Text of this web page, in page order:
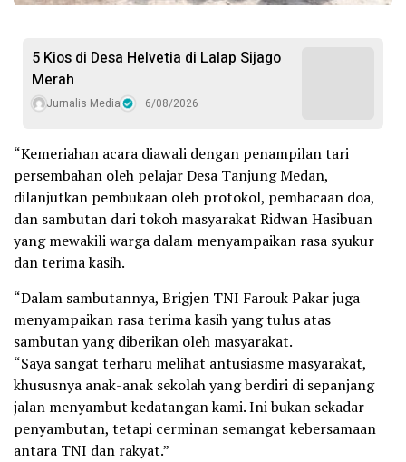
5 Kios di Desa Helvetia di Lalap Sijago
Merah
Jurnalis Media 6/08/2026
“Kemeriahan acara diawali dengan penampilan tari
persembahan oleh pelajar Desa Tanjung Medan,
dilanjutkan pembukaan oleh protokol, pembacaan doa,
dan sambutan dari tokoh masyarakat Ridwan Hasibuan
yang mewakili warga dalam menyampaikan rasa syukur
dan terima kasih.
“Dalam sambutannya, Brigjen TNI Farouk Pakar juga
menyampaikan rasa terima kasih yang tulus atas
sambutan yang diberikan oleh masyarakat.
“Saya sangat terharu melihat antusiasme masyarakat,
khususnya anak-anak sekolah yang berdiri di sepanjang
jalan menyambut kedatangan kami. Ini bukan sekadar
penyambutan, tetapi cerminan semangat kebersamaan
antara TNI dan rakyat.”